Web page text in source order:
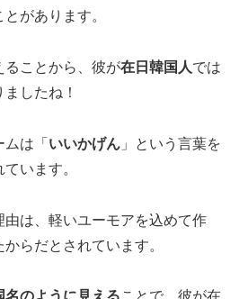
があります。
ることから、彼が在日韓国人では
したね！
は「 いいかげん 」という言葉を
います。
は、軽いユーモアを込めて作
らだとされています。